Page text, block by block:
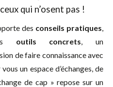
qui n’osent pas !
des conseils pratiques,
outils concrets, un
de faire connaissance avec
un espace d’échanges, de
de cap » repose sur un